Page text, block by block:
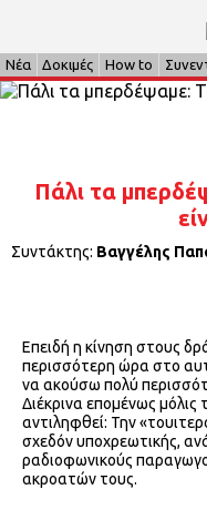
Νέα Δοκιμές How to
Πάλι τα
Συντάκτης: Βαγγέλης
Επειδή η κίνηση στους
περισσότερη ώρα στο
να ακούσω πολύ
Διέκρινα επομένως
αντιληφθεί: Την
σχεδόν υποχρεωτικής,
ραδιοφωνικούς
ακροατών τους.